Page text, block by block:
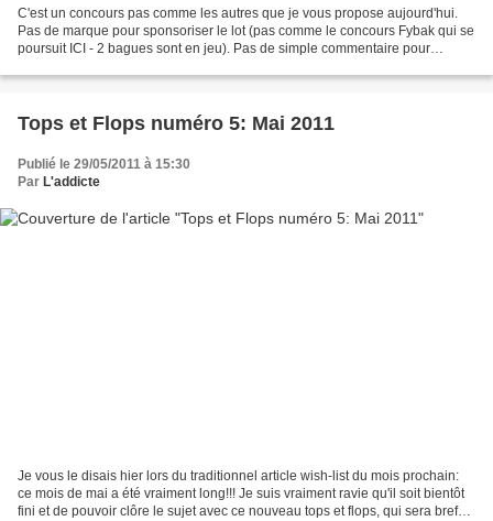
C'est un concours pas comme les autres que je vous propose aujourd'hui.
Pas de marque pour sponsoriser le lot (pas comme le concours Fybak qui se
poursuit ICI - 2 bagues sont en jeu). Pas de simple commentaire pour
Tops et Flops numéro 5: Mai 2011
Publié le 29/05/2011 à 15:30
Par L'addicte
Je vous le disais hier lors du traditionnel article wish-list du mois prochain:
ce mois de mai a été vraiment long!!! Je suis vraiment ravie qu'il soit bientôt
fini et de pouvoir clôre le sujet avec ce nouveau tops et flops, qui sera bref